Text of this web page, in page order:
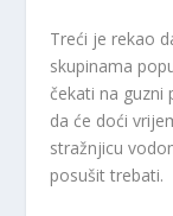
Treći je rekao
skupinama
čekati na guzni
da će doći
stražnjicu
posušit trebati.